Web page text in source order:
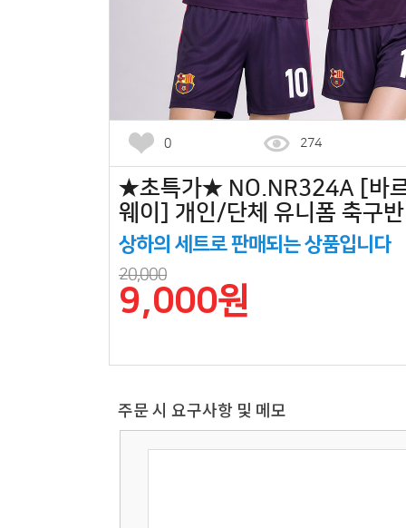
0 274
★초특가★ NO.NR324A [바
웨이] 개인/단체 유니폼 축구
상하의 세트로 판매되는 상품입니다
20,000
9,000원
주문 시 요구사항 및 메모